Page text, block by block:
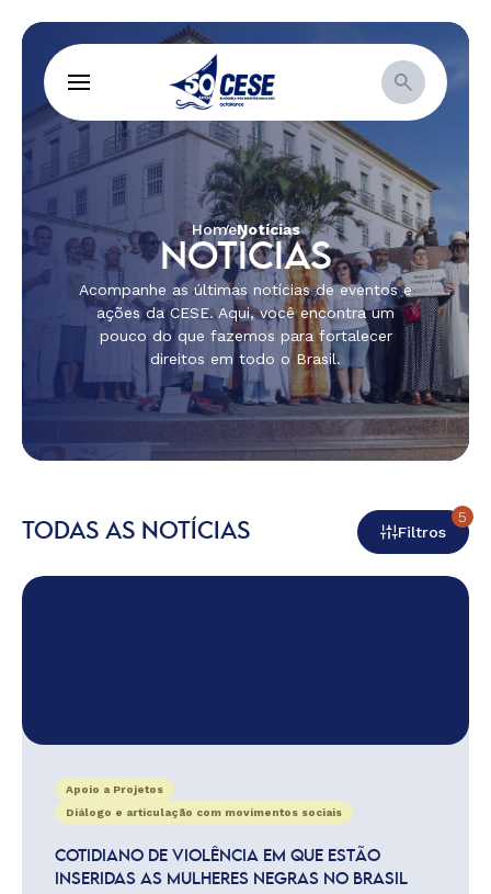
HomeNotícias
NOTÍCIAS
Acompanhe as últimas notícias de eventos e
ações da CESE. Aqui, você encontra um
pouco do que fazemos para fortalecer
direitos em todo o Brasil.
TODAS AS NOTÍCIAS Filtros
5
Apoio a Projetos
Diálogo e articulação com movimentos sociais
COTIDIANO DE VIOLÊNCIA EM QUE ESTÃO
INSERIDAS AS MULHERES NEGRAS NO BRASIL